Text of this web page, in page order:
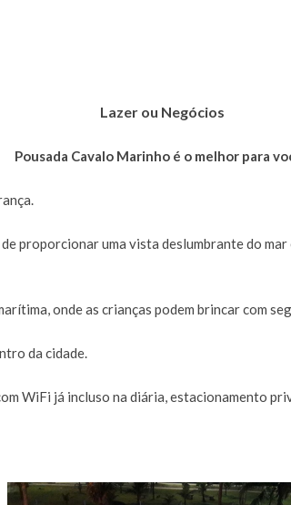
Lazer ou Negócios
Pousada Cavalo Marinho é o melhor para
proporcionar uma vista deslumbrante do
onde as crianças podem brincar com
da cidade.
WiFi já incluso na diária, estacionamento